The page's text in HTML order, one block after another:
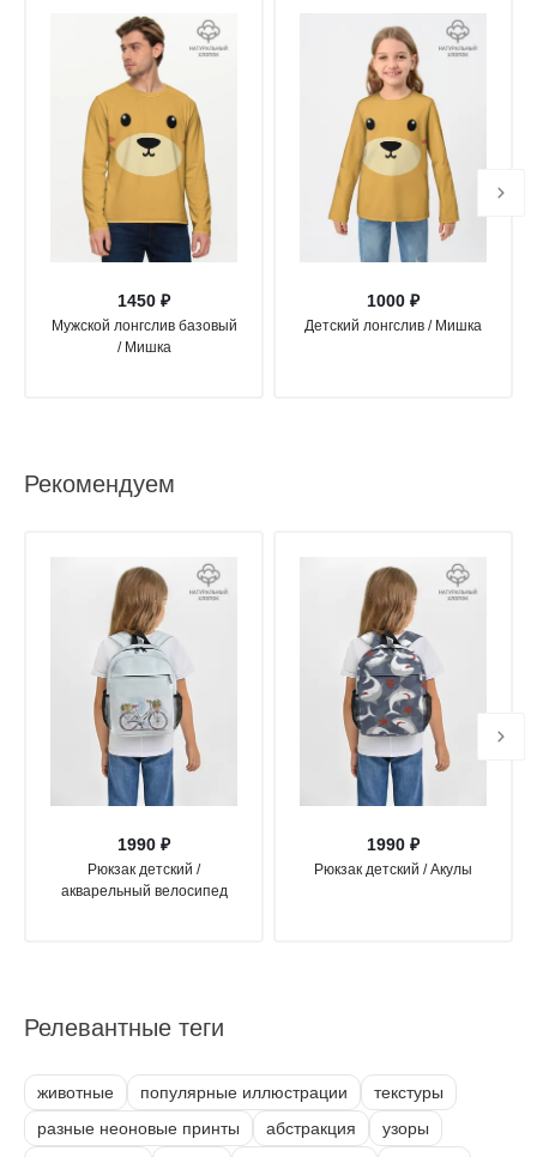
1450 ₽
Мужской лонгслив базовый
/ Мишка
1000 ₽
Детский лонгслив / Мишка
Рекомендуем
1990 ₽
Рюкзак детский /
акварельный велосипед
1990 ₽
Рюкзак детский / Акулы
Релевантные теги
животные популярные иллюстрации
текстуры
разные неоновые принты
абстракция
узоры